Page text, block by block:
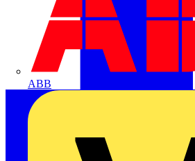
ABB